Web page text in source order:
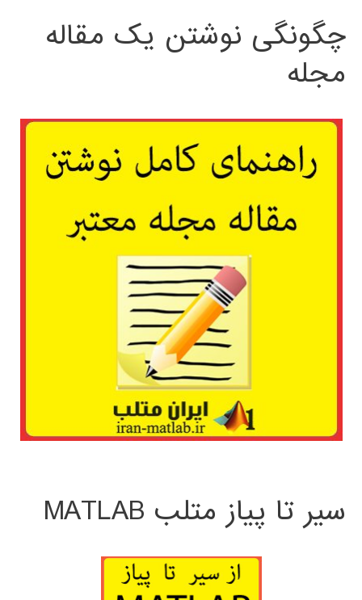
چگونگی نوشتن یک مقاله
مجله
سیر تا پیاز متلب MATLAB